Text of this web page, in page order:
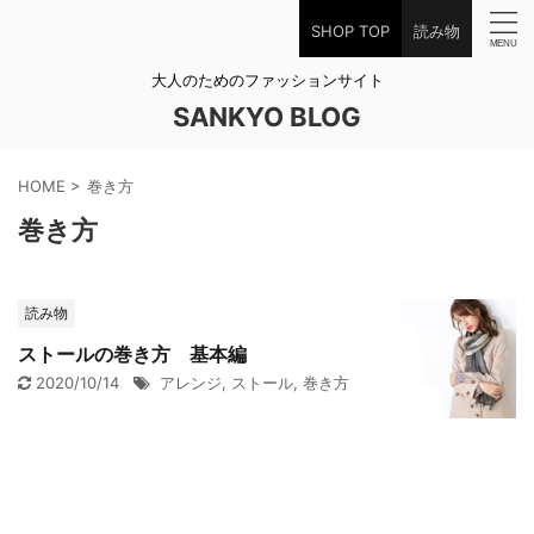
SHOP TOP 読み物
大人のためのファッションサイト
SANKYO BLOG
HOME > 巻き方
巻き方
読み物
ストールの巻き方 基本編
2020/10/14 アレンジ, ストール, 巻き方